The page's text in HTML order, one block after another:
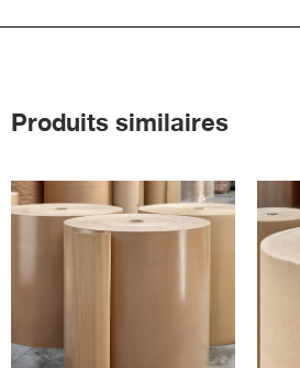
Produits similaires